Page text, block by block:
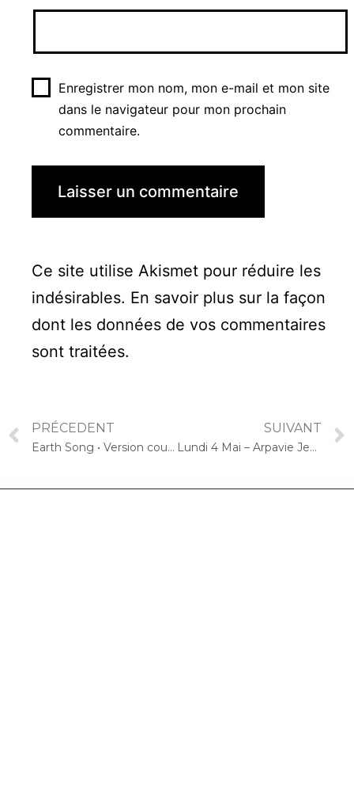
Enregistrer mon nom, mon e-mail et mon site
dans le navigateur pour mon prochain
commentaire.
Ce site utilise Akismet pour réduire les
indésirables. En savoir plus sur la façon
dont les données de vos commentaires
sont traitées.
PRÉCEDENT
Earth Song • Version courte au violoncelle
SUIVANT
Lundi 4 Mai – Arpavie Jean Rostand – Concert en Jardin/ aux Balcons – bon feeling